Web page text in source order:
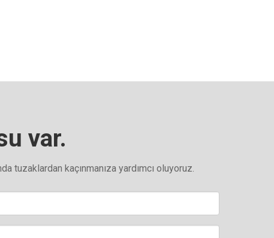
var.
tuzaklardan kaçınmanıza yardımcı oluyoruz.